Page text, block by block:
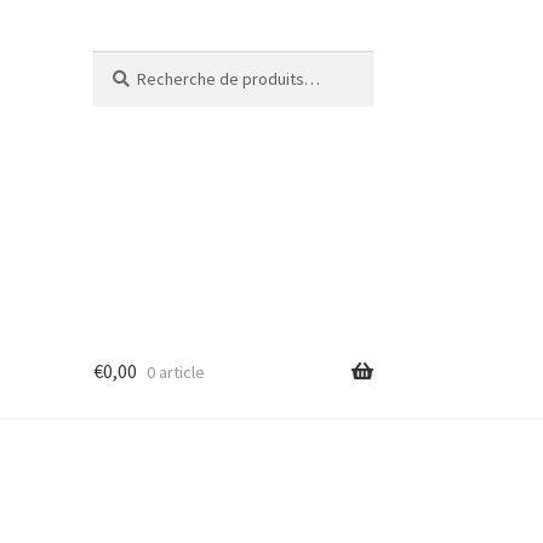
€0,00 0 article